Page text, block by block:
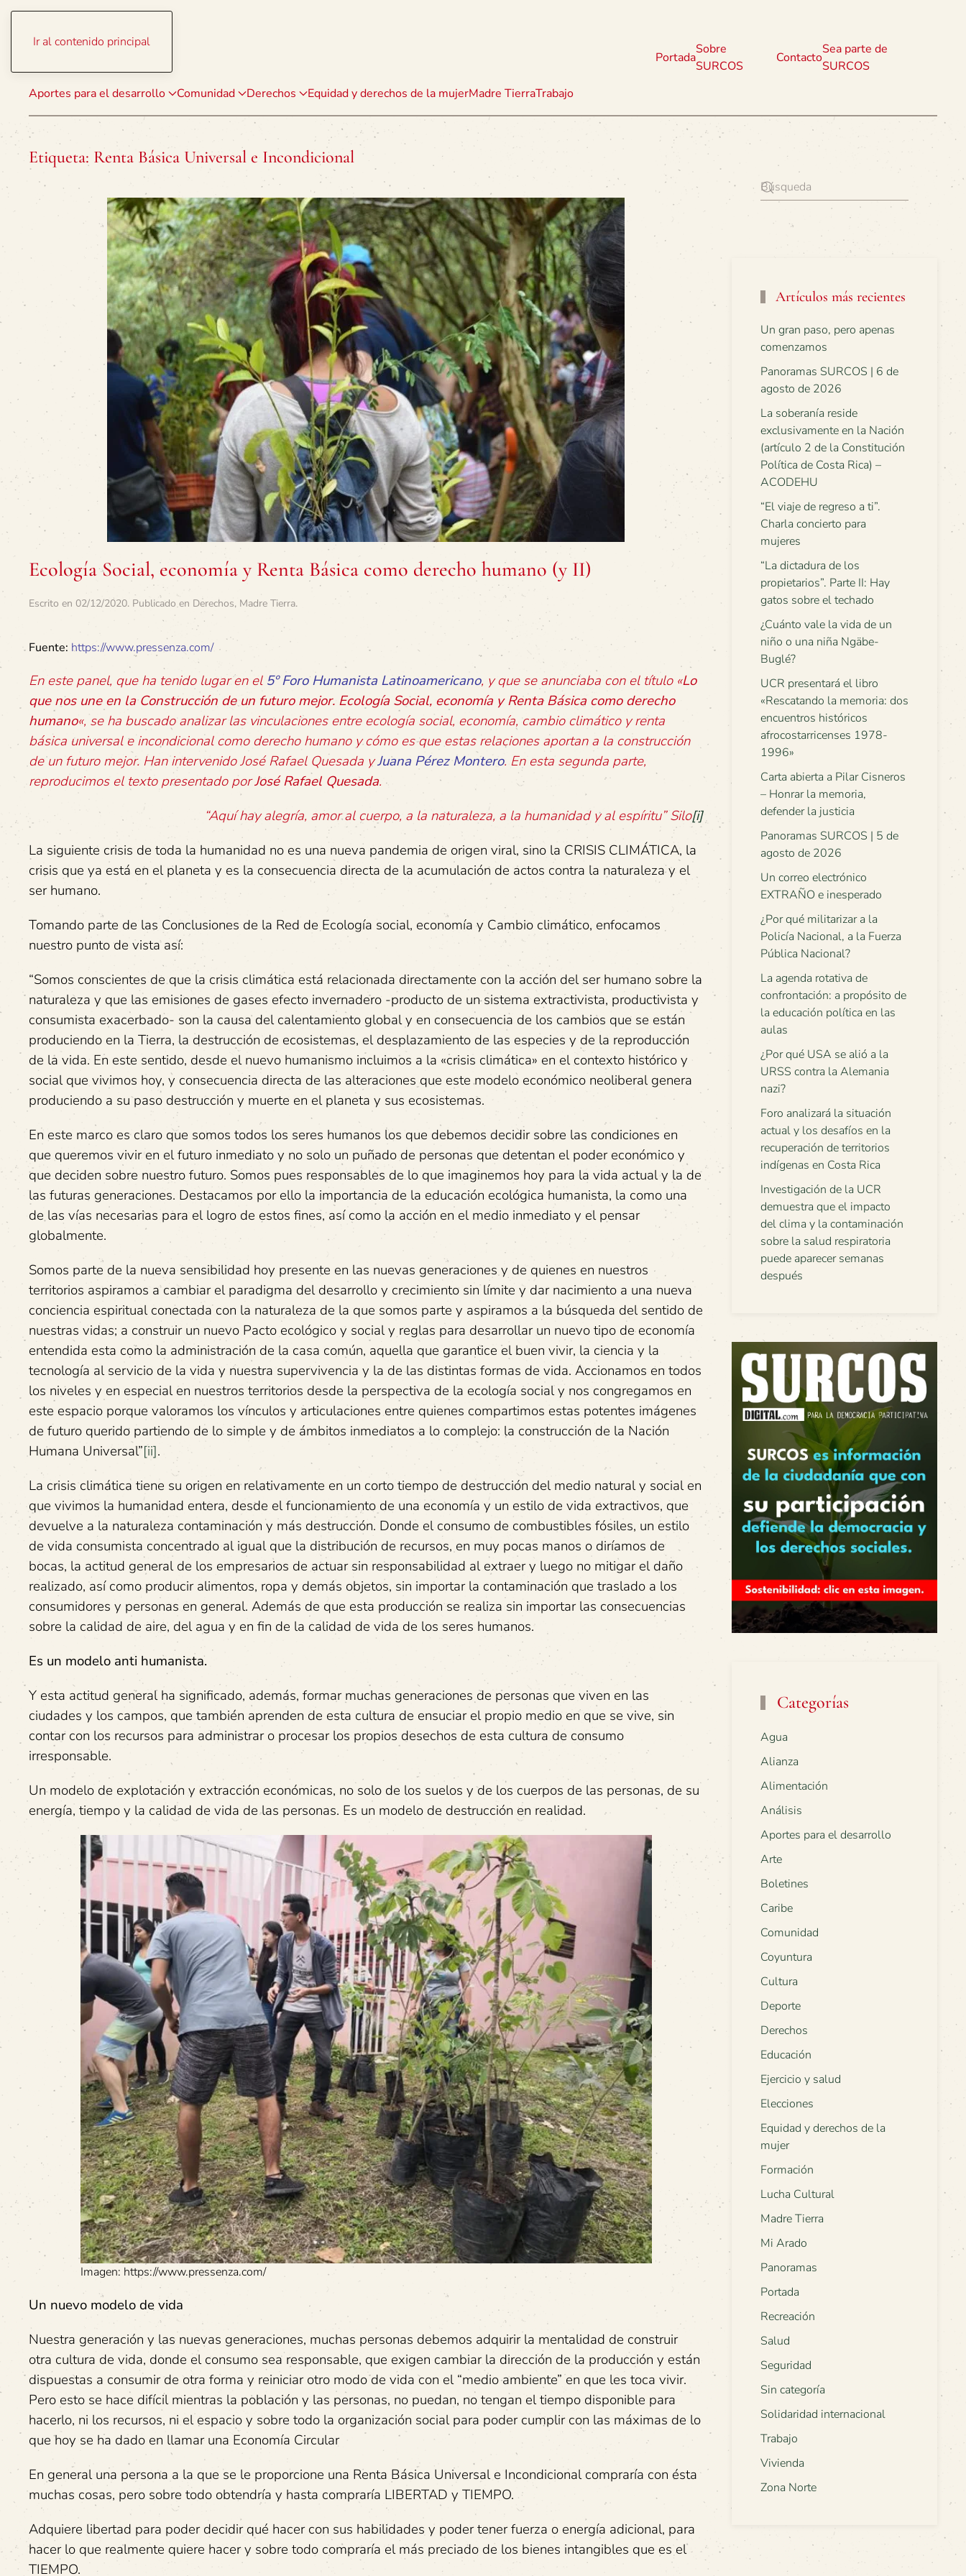
Ir al contenido principal
Aportes para el desarrollo Comunidad Derechos Equidad y derechos de la mujerMadre TierraTrabajo
Portada
Sobre
SURCOS
Contacto
Sea parte de
SURCOS
Etiqueta: Renta Básica Universal e Incondicional
Ecología Social, economía y Renta Básica como derecho humano (y II)
Escrito en 02/12/2020. Publicado en Derechos, Madre Tierra.
Fuente: https://www.pressenza.com/
En este panel, que ha tenido lugar en el 5º Foro Humanista Latinoamericano, y que se anunciaba con el título «Lo
que nos une en la Construcción de un futuro mejor. Ecología Social, economía y Renta Básica como derecho
humano«, se ha buscado analizar las vinculaciones entre ecología social, economía, cambio climático y renta
básica universal e incondicional como derecho humano y cómo es que estas relaciones aportan a la construcción
de un futuro mejor. Han intervenido José Rafael Quesada yJuana Pérez Montero. En esta segunda parte,
reproducimos el texto presentado porJosé Rafael Quesada.
“Aquí hay alegría, amor al cuerpo, a la naturaleza, a la humanidad y al espíritu” Silo[i]
La siguiente crisis de toda la humanidad no es una nueva pandemia de origen viral, sino la CRISIS CLIMÁTICA, la
crisis que ya está en el planeta y es la consecuencia directa de la acumulación de actos contra la naturaleza y el
ser humano.
Tomando parte de las Conclusiones de la Red de Ecología social, economía y Cambio climático, enfocamos
nuestro punto de vista así:
“Somos conscientes de que la crisis climática está relacionada directamente con la acción del ser humano sobre la
naturaleza y que las emisiones de gases efecto invernadero -producto de un sistema extractivista, productivista y
consumista exacerbado- son la causa del calentamiento global y en consecuencia de los cambios que se están
produciendo en la Tierra, la destrucción de ecosistemas, el desplazamiento de las especies y de la reproducción
de la vida. En este sentido, desde el nuevo humanismo incluimos a la «crisis climática» en el contexto histórico y
social que vivimos hoy, y consecuencia directa de las alteraciones que este modelo económico neoliberal genera
produciendo a su paso destrucción y muerte en el planeta y sus ecosistemas.
En este marco es claro que somos todos los seres humanos los que debemos decidir sobre las condiciones en
que queremos vivir en el futuro inmediato y no solo un puñado de personas que detentan el poder económico y
que deciden sobre nuestro futuro. Somos pues responsables de lo que imaginemos hoy para la vida actual y la de
las futuras generaciones. Destacamos por ello la importancia de la educación ecológica humanista, la como una
de las vías necesarias para el logro de estos fines, así como la acción en el medio inmediato y el pensar
globalmente.
Somos parte de la nueva sensibilidad hoy presente en las nuevas generaciones y de quienes en nuestros
territorios aspiramos a cambiar el paradigma del desarrollo y crecimiento sin límite y dar nacimiento a una nueva
conciencia espiritual conectada con la naturaleza de la que somos parte y aspiramos a la búsqueda del sentido de
nuestras vidas; a construir un nuevo Pacto ecológico y social y reglas para desarrollar un nuevo tipo de economía
entendida esta como la administración de la casa común, aquella que garantice el buen vivir, la ciencia y la
tecnología al servicio de la vida y nuestra supervivencia y la de las distintas formas de vida. Accionamos en todos
los niveles y en especial en nuestros territorios desde la perspectiva de la ecología social y nos congregamos en
este espacio porque valoramos los vínculos y articulaciones entre quienes compartimos estas potentes imágenes
de futuro querido partiendo de lo simple y de ámbitos inmediatos a lo complejo: la construcción de la Nación
Humana Universal”[ii].
La crisis climática tiene su origen en relativamente en un corto tiempo de destrucción del medio natural y social en
que vivimos la humanidad entera, desde el funcionamiento de una economía y un estilo de vida extractivos, que
devuelve a la naturaleza contaminación y más destrucción. Donde el consumo de combustibles fósiles, un estilo
de vida consumista concentrado al igual que la distribución de recursos, en muy pocas manos o diríamos de
bocas, la actitud general de los empresarios de actuar sin responsabilidad al extraer y luego no mitigar el daño
realizado, así como producir alimentos, ropa y demás objetos, sin importar la contaminación que traslado a los
consumidores y personas en general. Además de que esta producción se realiza sin importar las consecuencias
sobre la calidad de aire, del agua y en fin de la calidad de vida de los seres humanos.
Es un modelo anti humanista.
Y esta actitud general ha significado, además, formar muchas generaciones de personas que viven en las
ciudades y los campos, que también aprenden de esta cultura de ensuciar el propio medio en que se vive, sin
contar con los recursos para administrar o procesar los propios desechos de esta cultura de consumo
irresponsable.
Un modelo de explotación y extracción económicas, no solo de los suelos y de los cuerpos de las personas, de su
energía, tiempo y la calidad de vida de las personas. Es un modelo de destrucción en realidad.
Imagen: https://www.pressenza.com/
Un nuevo modelo de vida
Nuestra generación y las nuevas generaciones, muchas personas debemos adquirir la mentalidad de construir
otra cultura de vida, donde el consumo sea responsable, que exigen cambiar la dirección de la producción y están
dispuestas a consumir de otra forma y reiniciar otro modo de vida con el “medio ambiente” en que les toca vivir.
Pero esto se hace difícil mientras la población y las personas, no puedan, no tengan el tiempo disponible para
hacerlo, ni los recursos, ni el espacio y sobre todo la organización social para poder cumplir con las máximas de lo
que hoy se ha dado en llamar una Economía Circular
En general una persona a la que se le proporcione una Renta Básica Universal e Incondicional compraría con ésta
muchas cosas, pero sobre todo obtendría y hasta compraría LIBERTAD y TIEMPO.
Adquiere libertad para poder decidir qué hacer con sus habilidades y poder tener fuerza o energía adicional, para
hacer lo que realmente quiere hacer y sobre todo compraría el más preciado de los bienes intangibles que es el
TIEMPO.
Artículos más recientes
Un gran paso, pero apenas
comenzamos
Panoramas SURCOS | 6 de
agosto de 2026
La soberanía reside
exclusivamente en la Nación
(artículo 2 de la Constitución
Política de Costa Rica) –
ACODEHU
“El viaje de regreso a ti”.
Charla concierto para
mujeres
“La dictadura de los
propietarios”. Parte II: Hay
gatos sobre el techado
¿Cuánto vale la vida de un
niño o una niña Ngäbe-
Buglé?
UCR presentará el libro
«Rescatando la memoria: dos
encuentros históricos
afrocostarricenses 1978-
1996»
Carta abierta a Pilar Cisneros
– Honrar la memoria,
defender la justicia
Panoramas SURCOS | 5 de
agosto de 2026
Un correo electrónico
EXTRAÑO e inesperado
¿Por qué militarizar a la
Policía Nacional, a la Fuerza
Pública Nacional?
La agenda rotativa de
confrontación: a propósito de
la educación política en las
aulas
¿Por qué USA se alió a la
URSS contra la Alemania
nazi?
Foro analizará la situación
actual y los desafíos en la
recuperación de territorios
indígenas en Costa Rica
Investigación de la UCR
demuestra que el impacto
del clima y la contaminación
sobre la salud respiratoria
puede aparecer semanas
después
Categorías
Agua
Alianza
Alimentación
Análisis
Aportes para el desarrollo
Arte
Boletines
Caribe
Comunidad
Coyuntura
Cultura
Deporte
Derechos
Educación
Ejercicio y salud
Elecciones
Equidad y derechos de la
mujer
Formación
Lucha Cultural
Madre Tierra
Mi Arado
Panoramas
Portada
Recreación
Salud
Seguridad
Sin categoría
Solidaridad internacional
Trabajo
Vivienda
Zona Norte